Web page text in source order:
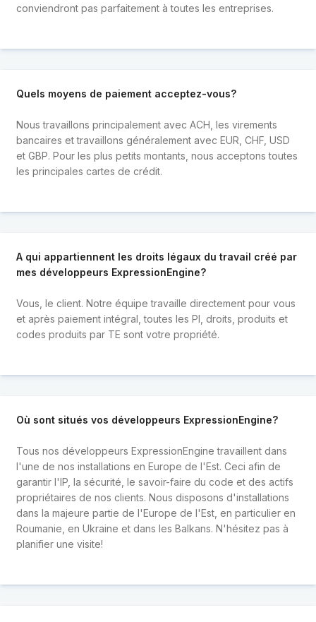
conviendront pas parfaitement à toutes les entreprises.
Quels moyens de paiement acceptez-vous?
Nous travaillons principalement avec ACH, les virements
bancaires et travaillons généralement avec EUR, CHF, USD
et GBP. Pour les plus petits montants, nous acceptons toutes
les principales cartes de crédit.
A qui appartiennent les droits légaux du travail créé par
mes développeurs ExpressionEngine?
Vous, le client. Notre équipe travaille directement pour vous
et après paiement intégral, toutes les PI, droits, produits et
codes produits par TE sont votre propriété.
Où sont situés vos développeurs ExpressionEngine?
Tous nos développeurs ExpressionEngine travaillent dans
l'une de nos installations en Europe de l'Est. Ceci afin de
garantir l'IP, la sécurité, le savoir-faire du code et des actifs
propriétaires de nos clients. Nous disposons d'installations
dans la majeure partie de l'Europe de l'Est, en particulier en
Roumanie, en Ukraine et dans les Balkans. N'hésitez pas à
planifier une visite!